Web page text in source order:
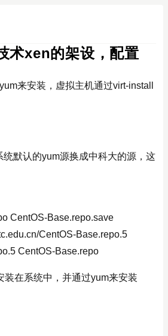
术xen的架设，配置
来安装，虚拟主机通过virt-install
统默认的yum源换成中科大的源，这
CentOS-Base.repo.save
CentOS-Base.repo.5
CentOS-Base.repo
装在系统中，并通过yum来安装